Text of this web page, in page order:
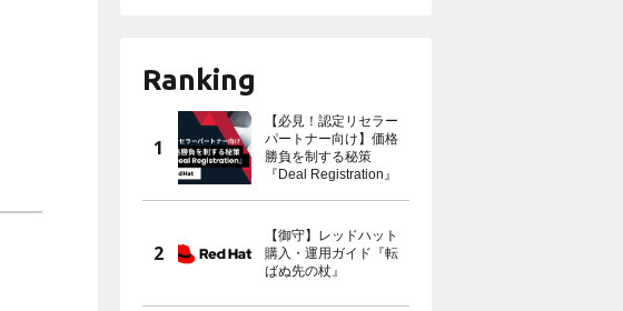
Ranking
【必見！認定リセラー
パートナー向け】価格
勝負を制する秘策
『Deal Registration』
【御守】レッドハット
購入・運用ガイド『転
ばぬ先の杖』